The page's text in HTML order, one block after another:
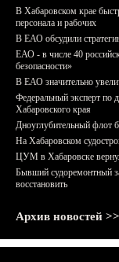
В Хабаровском крае
персонала и рабочих
В ЕАО обсудили
ЕАО - в числе 40
безопасности»
В ЕАО значительно
Федеральный эксперт по
Хабаровского края
Дноуглубительный флот
На Хабаровском
ЦУМ в Хабаровске
Бывший судоремонтный
восстановить
Архив новостей >>